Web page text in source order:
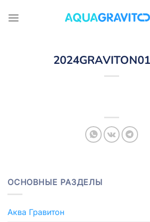
ОСНОВНЫЕ РАЗДЕЛЫ
Аква Гравитон